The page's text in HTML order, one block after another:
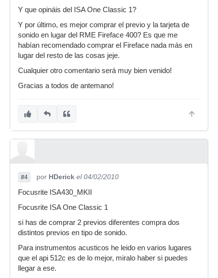
Y que opináis del ISA One Classic 1?
Y por último, es mejor comprar el previo y la tarjeta de
sonido en lugar del RME Fireface 400? Es que me
habían recomendado comprar el Fireface nada más en
lugar del resto de las cosas jeje.
Cualquier otro comentario será muy bien venido!
Gracias a todos de antemano!
#4 por HDerick el 04/02/2010
Focusrite ISA430_MKII
Focusrite ISA One Classic 1
si has de comprar 2 previos diferentes compra dos
distintos previos en tipo de sonido.
Para instrumentos acusticos he leido en varios lugares
que el api 512c es de lo mejor, miralo haber si puedes
llegar a ese.